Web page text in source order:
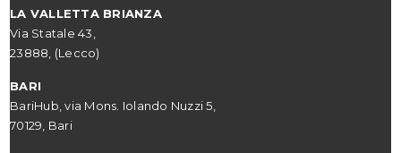
LA VALLETTA BRIANZA
Via Statale 43,
23888, (Lecco)
BARI
BariHub, via Mons. Iolando Nuzzi 5,
70129, Bari